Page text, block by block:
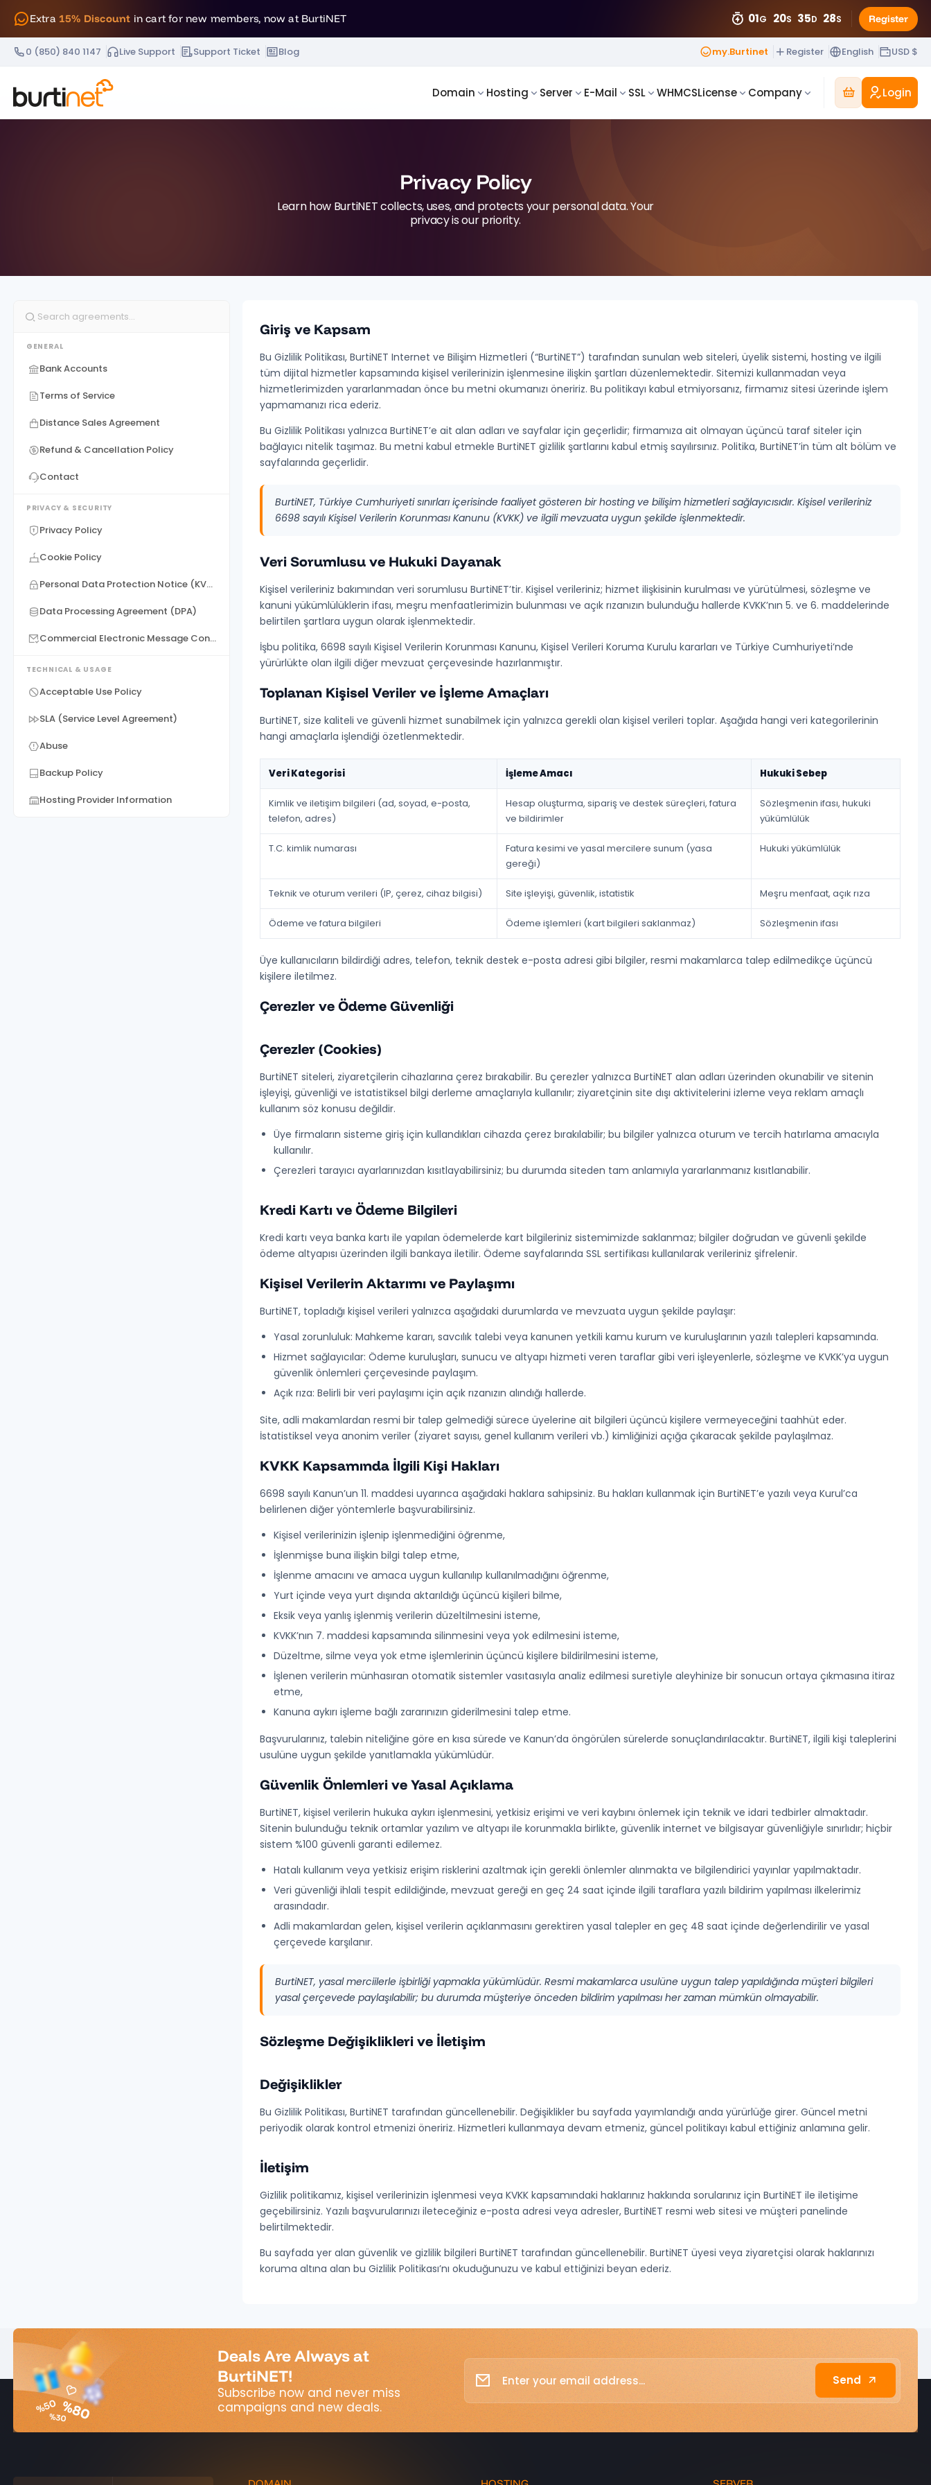
Extra 15% Discount in cart for new members, now at BurtiNET 01G 20S 35D 25S Register
0 (850) 840 1147 Live Support Support Ticket Blog my.Burtinet Register English USD $
Domain Hosting Server E-Mail SSL WHMCSLicense Company Login
Privacy Policy
Learn how BurtiNET collects, uses, and protects your personal data. Your
privacy is our priority.
GENERAL
Bank Accounts
Terms of Service
Distance Sales Agreement
Refund & Cancellation Policy
Contact
PRIVACY & SECURITY
Privacy Policy
Cookie Policy
Personal Data Protection Notice (KVKK)
Data Processing Agreement (DPA)
Commercial Electronic Message Consent
TECHNICAL & USAGE
Acceptable Use Policy
SLA (Service Level Agreement)
Abuse
Backup Policy
Hosting Provider Information
Giriş ve Kapsam
Bu Gizlilik Politikası, BurtiNET Internet ve Bilişim Hizmetleri (“BurtiNET”) tarafından sunulan web siteleri, üyelik sistemi, hosting ve ilgili
tüm dijital hizmetler kapsamında kişisel verilerinizin işlenmesine ilişkin şartları düzenlemektedir. Sitemizi kullanmadan veya
hizmetlerimizden yararlanmadan önce bu metni okumanızı öneririz. Bu politikayı kabul etmiyorsanız, firmamız sitesi üzerinde işlem
yapmamanızı rica ederiz.
Bu Gizlilik Politikası yalnızca BurtiNET’e ait alan adları ve sayfalar için geçerlidir; firmamıza ait olmayan üçüncü taraf siteler için
bağlayıcı nitelik taşımaz. Bu metni kabul etmekle BurtiNET gizlilik şartlarını kabul etmiş sayılırsınız. Politika, BurtiNET’in tüm alt bölüm ve
sayfalarında geçerlidir.
BurtiNET, Türkiye Cumhuriyeti sınırları içerisinde faaliyet gösteren bir hosting ve bilişim hizmetleri sağlayıcısıdır. Kişisel verileriniz
6698 sayılı Kişisel Verilerin Korunması Kanunu (KVKK) ve ilgili mevzuata uygun şekilde işlenmektedir.
Veri Sorumlusu ve Hukuki Dayanak
Kişisel verileriniz bakımından veri sorumlusu BurtiNET’tir. Kişisel verileriniz; hizmet ilişkisinin kurulması ve yürütülmesi, sözleşme ve
kanuni yükümlülüklerin ifası, meşru menfaatlerimizin bulunması ve açık rızanızın bulunduğu hallerde KVKK’nın 5. ve 6. maddelerinde
belirtilen şartlara uygun olarak işlenmektedir.
İşbu politika, 6698 sayılı Kişisel Verilerin Korunması Kanunu, Kişisel Verileri Koruma Kurulu kararları ve Türkiye Cumhuriyeti’nde
yürürlükte olan ilgili diğer mevzuat çerçevesinde hazırlanmıştır.
Toplanan Kişisel Veriler ve İşleme Amaçları
BurtiNET, size kaliteli ve güvenli hizmet sunabilmek için yalnızca gerekli olan kişisel verileri toplar. Aşağıda hangi veri kategorilerinin
hangi amaçlarla işlendiği özetlenmektedir.
Veri Kategorisi İşleme Amacı Hukuki Sebep
Kimlik ve iletişim bilgileri (ad, soyad, e-posta,
telefon, adres)
Hesap oluşturma, sipariş ve destek süreçleri, fatura
ve bildirimler
Sözleşmenin ifası, hukuki
yükümlülük
T.C. kimlik numarası
Fatura kesimi ve yasal mercilere sunum (yasa
gereği)
Hukuki yükümlülük
Teknik ve oturum verileri (IP, çerez, cihaz bilgisi) Site işleyişi, güvenlik, istatistik Meşru menfaat, açık rıza
Ödeme ve fatura bilgileri Ödeme işlemleri (kart bilgileri saklanmaz) Sözleşmenin ifası
Üye kullanıcıların bildirdiği adres, telefon, teknik destek e-posta adresi gibi bilgiler, resmi makamlarca talep edilmedikçe üçüncü
kişilere iletilmez.
Çerezler ve Ödeme Güvenliği
Çerezler (Cookies)
BurtiNET siteleri, ziyaretçilerin cihazlarına çerez bırakabilir. Bu çerezler yalnızca BurtiNET alan adları üzerinden okunabilir ve sitenin
işleyişi, güvenliği ve istatistiksel bilgi derleme amaçlarıyla kullanılır; ziyaretçinin site dışı aktivitelerini izleme veya reklam amaçlı
kullanım söz konusu değildir.
Üye firmaların sisteme giriş için kullandıkları cihazda çerez bırakılabilir; bu bilgiler yalnızca oturum ve tercih hatırlama amacıyla
kullanılır.
Çerezleri tarayıcı ayarlarınızdan kısıtlayabilirsiniz; bu durumda siteden tam anlamıyla yararlanmanız kısıtlanabilir.
Kredi Kartı ve Ödeme Bilgileri
Kredi kartı veya banka kartı ile yapılan ödemelerde kart bilgileriniz sistemimizde saklanmaz; bilgiler doğrudan ve güvenli şekilde
ödeme altyapısı üzerinden ilgili bankaya iletilir. Ödeme sayfalarında SSL sertifikası kullanılarak verileriniz şifrelenir.
Kişisel Verilerin Aktarımı ve Paylaşımı
BurtiNET, topladığı kişisel verileri yalnızca aşağıdaki durumlarda ve mevzuata uygun şekilde paylaşır:
Yasal zorunluluk: Mahkeme kararı, savcılık talebi veya kanunen yetkili kamu kurum ve kuruluşlarının yazılı talepleri kapsamında.
Hizmet sağlayıcılar: Ödeme kuruluşları, sunucu ve altyapı hizmeti veren taraflar gibi veri işleyenlerle, sözleşme ve KVKK’ya uygun
güvenlik önlemleri çerçevesinde paylaşım.
Açık rıza: Belirli bir veri paylaşımı için açık rızanızın alındığı hallerde.
Site, adli makamlardan resmi bir talep gelmediği sürece üyelerine ait bilgileri üçüncü kişilere vermeyeceğini taahhüt eder.
İstatistiksel veya anonim veriler (ziyaret sayısı, genel kullanım verileri vb.) kimliğinizi açığa çıkaracak şekilde paylaşılmaz.
KVKK Kapsamında İlgili Kişi Hakları
6698 sayılı Kanun’un 11. maddesi uyarınca aşağıdaki haklara sahipsiniz. Bu hakları kullanmak için BurtiNET’e yazılı veya Kurul’ca
belirlenen diğer yöntemlerle başvurabilirsiniz.
Kişisel verilerinizin işlenip işlenmediğini öğrenme,
İşlenmişse buna ilişkin bilgi talep etme,
İşlenme amacını ve amaca uygun kullanılıp kullanılmadığını öğrenme,
Yurt içinde veya yurt dışında aktarıldığı üçüncü kişileri bilme,
Eksik veya yanlış işlenmiş verilerin düzeltilmesini isteme,
KVKK’nın 7. maddesi kapsamında silinmesini veya yok edilmesini isteme,
Düzeltme, silme veya yok etme işlemlerinin üçüncü kişilere bildirilmesini isteme,
İşlenen verilerin münhasıran otomatik sistemler vasıtasıyla analiz edilmesi suretiyle aleyhinize bir sonucun ortaya çıkmasına itiraz
etme,
Kanuna aykırı işleme bağlı zararınızın giderilmesini talep etme.
Başvurularınız, talebin niteliğine göre en kısa sürede ve Kanun’da öngörülen sürelerde sonuçlandırılacaktır. BurtiNET, ilgili kişi taleplerini
usulüne uygun şekilde yanıtlamakla yükümlüdür.
Güvenlik Önlemleri ve Yasal Açıklama
BurtiNET, kişisel verilerin hukuka aykırı işlenmesini, yetkisiz erişimi ve veri kaybını önlemek için teknik ve idari tedbirler almaktadır.
Sitenin bulunduğu teknik ortamlar yazılım ve altyapı ile korunmakla birlikte, güvenlik internet ve bilgisayar güvenliğiyle sınırlıdır; hiçbir
sistem %100 güvenli garanti edilemez.
Hatalı kullanım veya yetkisiz erişim risklerini azaltmak için gerekli önlemler alınmakta ve bilgilendirici yayınlar yapılmaktadır.
Veri güvenliği ihlali tespit edildiğinde, mevzuat gereği en geç 24 saat içinde ilgili taraflara yazılı bildirim yapılması ilkelerimiz
arasındadır.
Adli makamlardan gelen, kişisel verilerin açıklanmasını gerektiren yasal talepler en geç 48 saat içinde değerlendirilir ve yasal
çerçevede karşılanır.
BurtiNET, yasal merciilerle işbirliği yapmakla yükümlüdür. Resmi makamlarca usulüne uygun talep yapıldığında müşteri bilgileri
yasal çerçevede paylaşılabilir; bu durumda müşteriye önceden bildirim yapılması her zaman mümkün olmayabilir.
Sözleşme Değişiklikleri ve İletişim
Değişiklikler
Bu Gizlilik Politikası, BurtiNET tarafından güncellenebilir. Değişiklikler bu sayfada yayımlandığı anda yürürlüğe girer. Güncel metni
periyodik olarak kontrol etmenizi öneririz. Hizmetleri kullanmaya devam etmeniz, güncel politikayı kabul ettiğiniz anlamına gelir.
İletişim
Gizlilik politikamız, kişisel verilerinizin işlenmesi veya KVKK kapsamındaki haklarınız hakkında sorularınız için BurtiNET ile iletişime
geçebilirsiniz. Yazılı başvurularınızı ileteceğiniz e-posta adresi veya adresler, BurtiNET resmi web sitesi ve müşteri panelinde
belirtilmektedir.
Bu sayfada yer alan güvenlik ve gizlilik bilgileri BurtiNET tarafından güncellenebilir. BurtiNET üyesi veya ziyaretçisi olarak haklarınızı
koruma altına alan bu Gizlilik Politikası’nı okuduğunuzu ve kabul ettiğinizi beyan ederiz.
Deals Are Always at
BurtiNET!
Subscribe now and never miss
campaigns and new deals.
Send